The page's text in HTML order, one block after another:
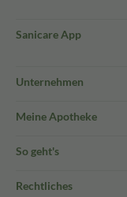
Sanicare App
Unternehmen
Meine Apotheke
So geht's
Rechtliches